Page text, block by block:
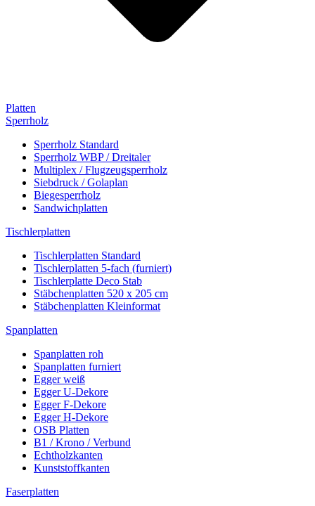
Platten
Sperrholz
Sperrholz Standard
Sperrholz WBP / Dreitaler
Multiplex / Flugzeugsperrholz
Siebdruck / Golaplan
Biegesperrholz
Sandwichplatten
Tischlerplatten
Tischlerplatten Standard
Tischlerplatten 5-fach (furniert)
Tischlerplatte Deco Stab
Stäbchenplatten 520 x 205 cm
Stäbchenplatten Kleinformat
Spanplatten
Spanplatten roh
Spanplatten furniert
Egger weiß
Egger U-Dekore
Egger F-Dekore
Egger H-Dekore
OSB Platten
B1 / Krono / Verbund
Echtholzkanten
Kunststoffkanten
Faserplatten